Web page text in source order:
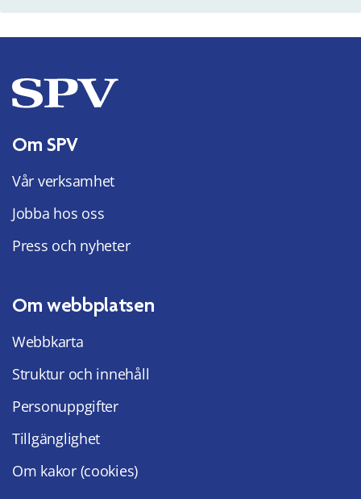
Om SPV
Vår verksamhet
Jobba hos oss
Press och nyheter
Om webbplatsen
Webbkarta
Struktur och innehåll
Personuppgifter
Tillgänglighet
Om kakor (cookies)